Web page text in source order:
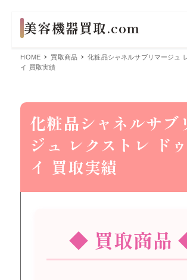
HOME 買取商品
化粧品シャネルサブリマージュ
イ 買取実績
化粧品シャネルサブ
ジュ レクストレ ド
イ 買取実績
◆ 買取商品